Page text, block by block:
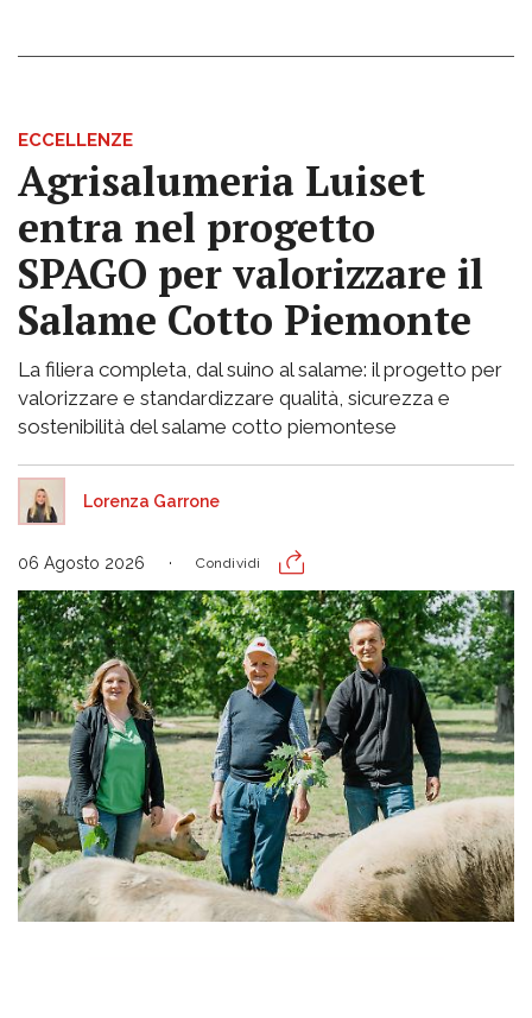
ECCELLENZE
Agrisalumeria Luiset
entra nel progetto
SPAGO per valorizzare il
Salame Cotto Piemonte
La filiera completa, dal suino al salame: il progetto per
valorizzare e standardizzare qualità, sicurezza e
sostenibilità del salame cotto piemontese
Lorenza Garrone
06 Agosto 2026 Condividi